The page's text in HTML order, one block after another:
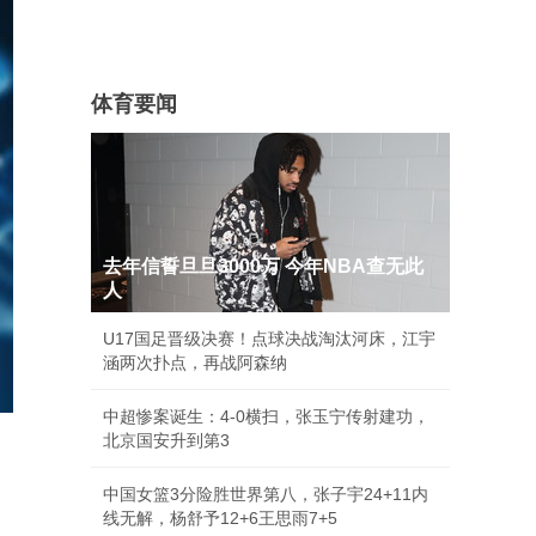
体育要闻
去年信誓旦旦3000万 今年NBA查无此
人
U17国足晋级决赛！点球决战淘汰河床，江宇
涵两次扑点，再战阿森纳
中超惨案诞生：4-0横扫，张玉宁传射建功，
北京国安升到第3
中国女篮3分险胜世界第八，张子宇24+11内
线无解，杨舒予12+6王思雨7+5